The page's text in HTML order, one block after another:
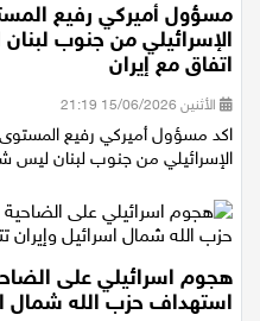
مسؤول أميركي رفيع
الإسرائيلي من جنوب
اتفاق مع إيران
الأثنين 15/06/2026 21:19
اكد مسؤول أميركي رفيع
الإسرائيلي من جنوب لبنان ليس
هجوم اسرائيلي على
استهداف حزب الله شمال